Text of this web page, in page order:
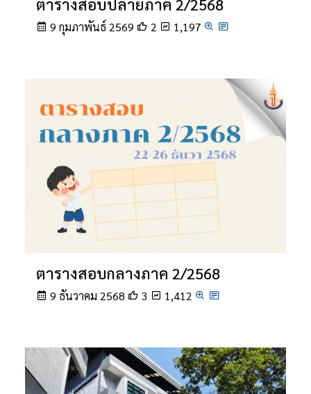
ตารางสอบปลายภาค 2/2568
9 กุมภาพันธ์ 2569 2 1,197
ตารางสอบกลางภาค 2/2568
9 ธันวาคม 2568 3 1,412